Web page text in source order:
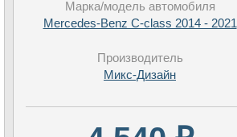
Марка/модель автомобиля
Mercedes-Benz C-class 2014 - 2021
Производитель
Микс-Дизайн